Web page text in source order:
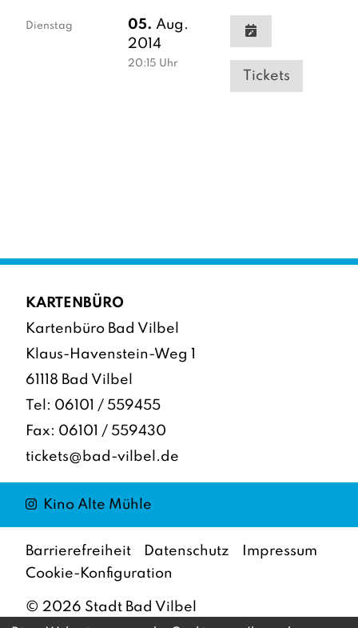
Dienstag 05. Aug.
2014
20:15 Uhr
Tickets
KARTENBÜRO
Kartenbüro Bad Vilbel
Klaus-Havenstein-Weg 1
61118 Bad Vilbel
Tel: 06101 / 559455
Fax: 06101 / 559430
tickets@bad-vilbel.de
Instagram
Kino Alte Mühle
© 2026 Stadt Bad Vilbel
Barrierefreiheit Datenschutz
Impressum
Cookie-Konfiguration